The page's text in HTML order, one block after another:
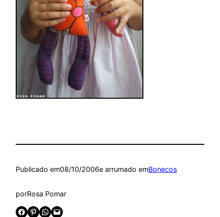
Publicado em08/10/2006e arrumado emBonecos
porRosa Pomar
Share on Facebook Share on Pinterest Share on WhatsApp Email this Page